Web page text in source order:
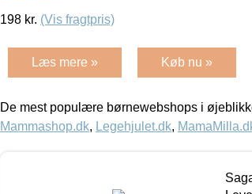
198 kr. (Vis fragtpris)
Læs mere » Køb nu »
De mest populære børnewebshops i
Mammashop.dk, Legehjulet.dk,